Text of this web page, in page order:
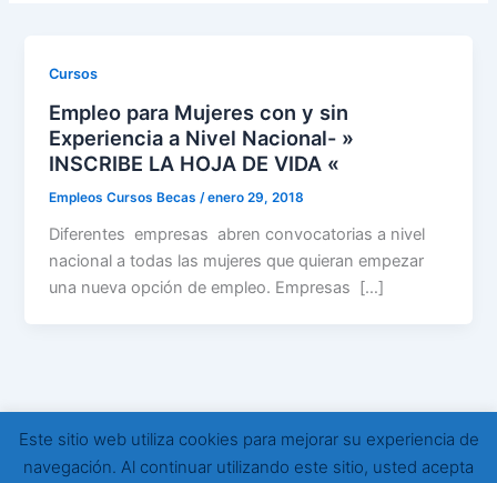
Cursos
Empleo para Mujeres con y sin
Experiencia a Nivel Nacional- »
INSCRIBE LA HOJA DE VIDA «
Empleos Cursos Becas /enero 29, 2018
Diferentes empresas abren convocatorias a nivel
nacional a todas las mujeres que quieran empezar
una nueva opción de empleo. Empresas […]
Todos los derechos © 2026 Empleos Cursos Becas | Funciona
Este sitio web utiliza cookies para mejorar su experiencia de
navegación. Al continuar utilizando este sitio, usted acepta